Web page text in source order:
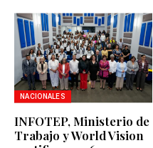
NACIONALES
INFOTEP, Ministerio de
Trabajo y World Vision